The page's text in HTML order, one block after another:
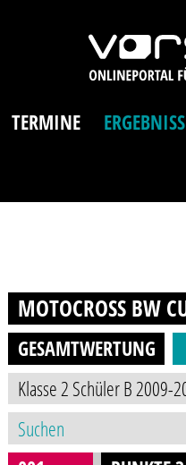
TERMINE
MOTOCROSS BW
GESAMTWERTUNG